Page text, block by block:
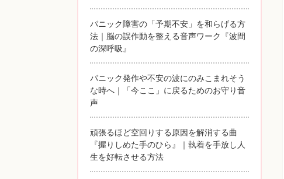
パニック障害の「予期不安」を和らげる方
法｜脳の誤作動を整える音声ワーク『波間
の深呼吸』
パニック発作や不安の波にのみこまれそう
な時へ｜「今ここ」に戻るためのお守り音
声
頑張るほど空回りする原因を解消する曲
『握りしめた手のひら』｜執着を手放し人
生を好転させる方法